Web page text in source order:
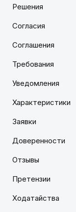
Решения
Согласия
Соглашения
Требования
Уведомления
Характеристики
Заявки
Доверенности
Отзывы
Претензии
Ходатайства